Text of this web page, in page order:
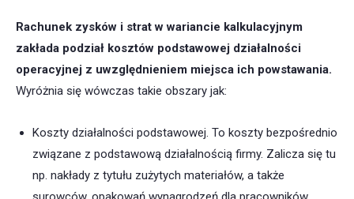
Rachunek zysków i stratw wariancie kalkulacyjnym
zakłada podział kosztów podstawowej działalności
operacyjnej z uwzględnieniem miejsca ich powstawania.
Wyróżnia się wówczas takie obszary jak:
Koszty działalności podstawowej. To koszty bezpośrednio
związane z podstawową działalnością firmy. Zalicza się tu
np. nakłady z tytułu zużytych materiałów, a także